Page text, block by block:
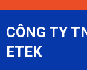
CÔNG TY
ETEK